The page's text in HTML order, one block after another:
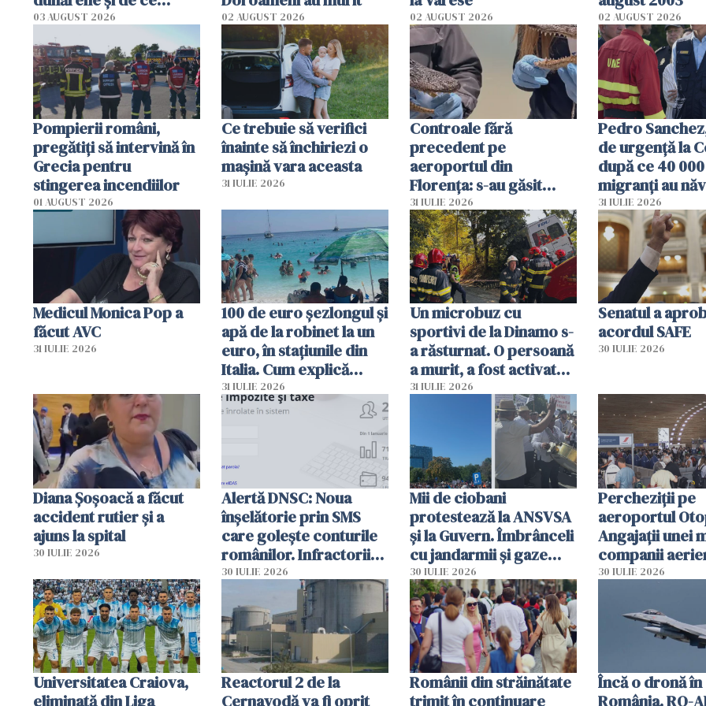
România resimte
efectele, deși a plouat
în iulie
03 AUGUST 2026 02 AUGUST 2026 02 AUGUST 2026 02 AUGUST 2026
Pompierii români,
pregătiţi să intervină în
Grecia pentru
stingerea incendiilor
01 AUGUST 2026
Ce trebuie să verifici
înainte să închiriezi o
mașină vara aceasta
31 IULIE 2026
Controale fără
precedent pe
aeroportul din
Florența: s-au găsit
capete de aligator și o
sumă imensă de bani
31 IULIE 2026
Pedro
de urgență la
după ce 40
migranți au
teritoriul
mobiliza toate
resursele"
31 IULIE 2026
Medicul Monica Pop a
făcut AVC
31 IULIE 2026
100 de euro șezlongul și
apă de la robinet la un
euro, în stațiunile din
Italia. Cum explică
autoritățile
31 IULIE 2026
Un microbuz cu
sportivi de la Dinamo s-
a răsturnat. O persoană
a murit, a fost activat
planul roșu de
31 IULIE 2026
Senatul a
acordul SAFE
30 IULIE 2026
Diana Șoșoacă a făcut
accident rutier și a
ajuns la spital
30 IULIE 2026
Alertă DNSC: Noua
înșelătorie prin SMS
care golește conturile
românilor. Infractorii
folosesc numele
Ghișeul.ro și al Poliției
Române
30 IULIE 2026
Mii de ciobani
protestează la ANSVSA
și la Guvern. Îmbrânceli
cu jandarmii și gaze
lacrimogene
30 IULIE 2026
Percheziții pe
aeroportul
Angajații unei
companii
parfumuri,
vânzării
30 IULIE 2026
Universitatea Craiova,
eliminată din Liga
Reactorul 2 de la
Cernavodă va fi oprit
Românii din străinătate
trimit în continuare
Încă o dronă în
România. RO-